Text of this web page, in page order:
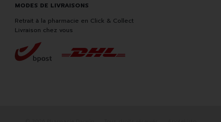
MODES DE LIVRAISONS
Retrait à la pharmacie en Click & Collect
Livraison chez vous